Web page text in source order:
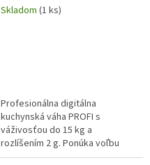
Skladom (1 ks)
Profesionálna digitálna
kuchynská váha PROFI s
váživosťou do 15 kg a
rozlíšením 2 g. Ponúka voľbu
jednotiek (g, kg, lb, oz) a